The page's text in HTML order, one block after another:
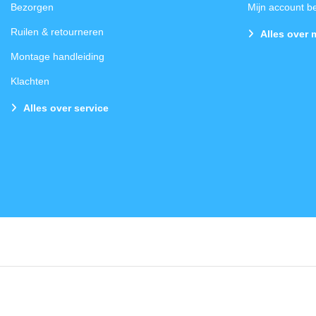
Bezorgen
Ruilen & retourneren
Montage handleiding
Klachten
Alles over service
Mijn account
Alles over